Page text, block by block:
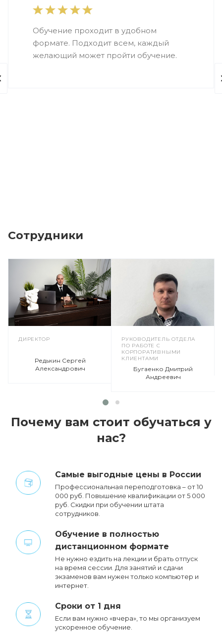
Обучение проходит в удобном
формате. Подходит всем, каждый
желающий может пройти обучение.
Сотрудники
ДИРЕКТОР
Редькин Сергей
Александрович
РУКОВОДИТЕЛЬ ОТДЕЛА
ПО РАБОТЕ С
КОРПОРАТИВНЫМИ
КЛИЕНТАМИ
Бугаенко Дмитрий
Андреевич
Почему вам стоит обучаться у
нас?
Cамые выгодные цены в России
Профессиональная переподготовка – от 10
000 руб. Повышение квалификации от 5 000
руб. Cкидки при обучении штата
сотрудников.
Обучение в полностью
дистанционном формате
Не нужно ездить на лекции и брать отпуск
на время сессии. Для занятий и сдачи
экзаменов вам нужен только компьютер и
интернет.
Сроки от 1 дня
Если вам нужно «вчера», то мы организуем
ускоренное обучение.